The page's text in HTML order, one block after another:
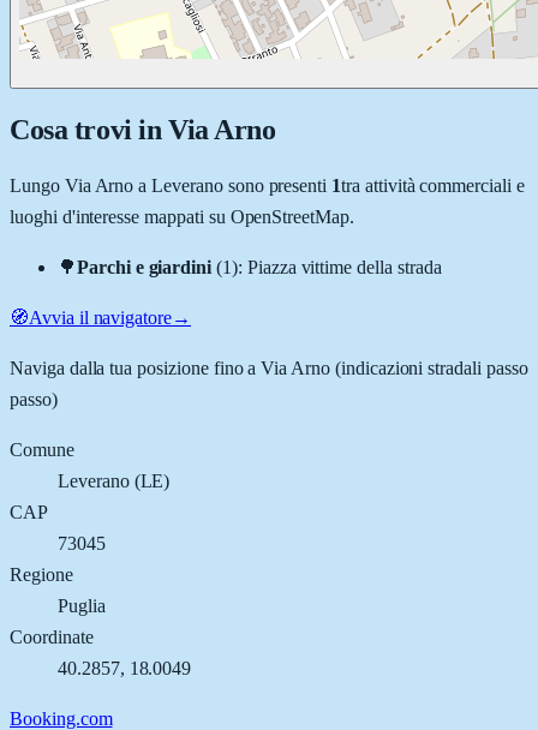
Cosa trovi in Via Arno
Lungo Via Arno aLeveranosono presenti 1tra attività commerciali e
luoghi d'interesse mappati su OpenStreetMap.
🌳Parchi e giardini (1): Piazza vittime della strada
🧭Avvia il navigatore→
Naviga dalla tua posizione fino aVia Arno (indicazioni stradali passo
passo)
Comune
Leverano(LE)
CAP
73045
Regione
Puglia
Coordinate
40.2857, 18.0049
Booking.com